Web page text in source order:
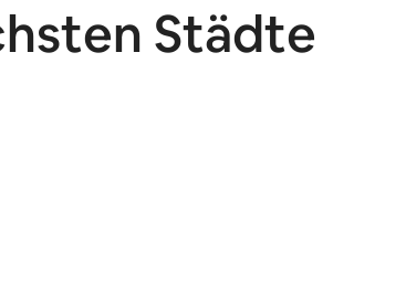
Städte